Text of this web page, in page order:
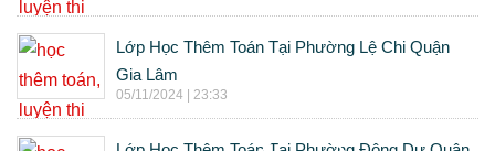
Lớp Học Thêm Toán Tại Phường Lệ Chi Quận
Gia Lâm
05/11/2024 | 23:33